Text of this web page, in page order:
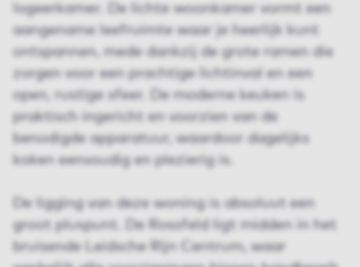
logeerkamer. De lichte woonkamer vormt een
aangename leefruimte waar je heerlijk kunt
ontspannen, mede dankzij de grote ramen die
zorgen voor een prachtige lichtinval en een
open, rustige sfeer. De moderne keuken is
praktisch ingericht en voorzien van de
benodigde apparatuur, waardoor dagelijks
koken eenvoudig en plezierig is.
De ligging van deze woning is absoluut een
groot pluspunt. De Rossfeld ligt midden in het
bruisende Leidsche Rijn Centrum, waar